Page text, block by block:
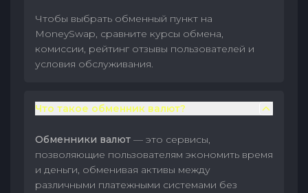
Чтобы выбрать обменный пункт на
MoneySwap, сравните курсы обмена,
комиссии, рейтинг отзывы пользователей и
условия обслуживания.
Что такое обменник валют?
Обменники валют — это сервисы,
позволяющие пользователям экономить время
и деньги, обменивая активы между
различными платежными системами без